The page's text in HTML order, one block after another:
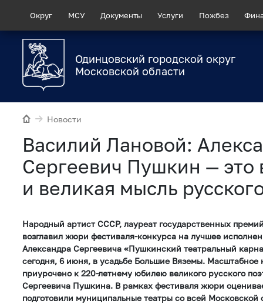
Округ МСУ Документы Услуги Пожбез
Одинцовский городской округ
Московской области
Новости
Василий Лановой:
Сергеевич Пушкин — это
и великая мысль
Народный артист СССР, лауреат государственных
возглавил жюри фестиваля-конкурса на лучшее
Александра Сергеевича «Пушкинский театральный
сегодня, 6 июня, в усадьбе Большие Вяземы. Масштабное
приурочено к 220-летнему юбилею великого русского
Сергеевича Пушкина. В рамках фестиваля жюри
подготовили муниципальные театры со всей Московской